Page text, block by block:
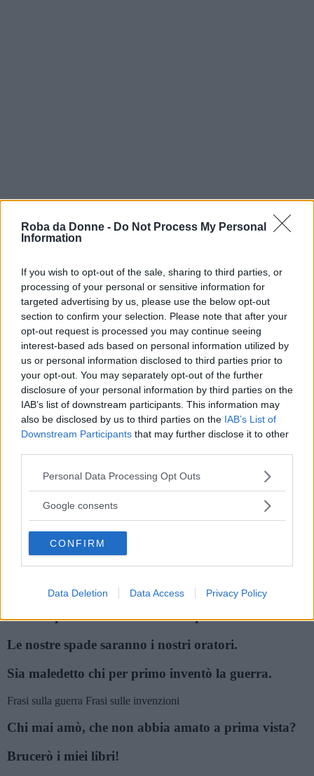
Roba da Donne - Do Not Process My Personal
Information
If you wish to opt-out of the sale, sharing to third parties, or
processing of your personal or sensitive information for
targeted advertising by us, please use the below opt-out
section to confirm your selection. Please note that after your
opt-out request is processed you may continue seeing
interest-based ads based on personal information utilized by
us or personal information disclosed to third parties prior to
your opt-out. You may separately opt-out of the further
disclosure of your personal information by third parties on the
IAB’s list of downstream participants. This information may
also be disclosed by us to third parties on the IAB’s List of
Downstream Participants that may further disclose it to other
Please note that this website/app uses one or more Google
not limited to your visit or usage behaviour. You may click to
use your data for below specified purposes in below Google
consent section.
Personal Data Processing Opt Outs
Google consents
CONFIRM
Data Deletion Data Access Privacy Policy
Christopher Marlowe
Citazioni e frasi
Citazioni di Christopher Marlowe
Tutti i posti sono uguali, | Ed ogni terra è adatta a
un funerale.
Considero la religione come un giocattolo per
bambini, | e ritengo che il solo peccato è l'ignoranza.
Per questo volto partirono le migliaia di navi.
Voi stelle che regnaste alla mia nascita, | La cui
influenza ha disposto la morte e l'inferno.
Vivere e morire nel lavoro di Aristotele.
Solo un peccatore ha il diritto di predicare.
Le nostre spade saranno i nostri oratori.
Sia maledetto chi per primo inventò la guerra.
Frasi sulla guerra Frasi sulle invenzioni
Chi mai amò, che non abbia amato a prima vista?
Brucerò i miei libri!